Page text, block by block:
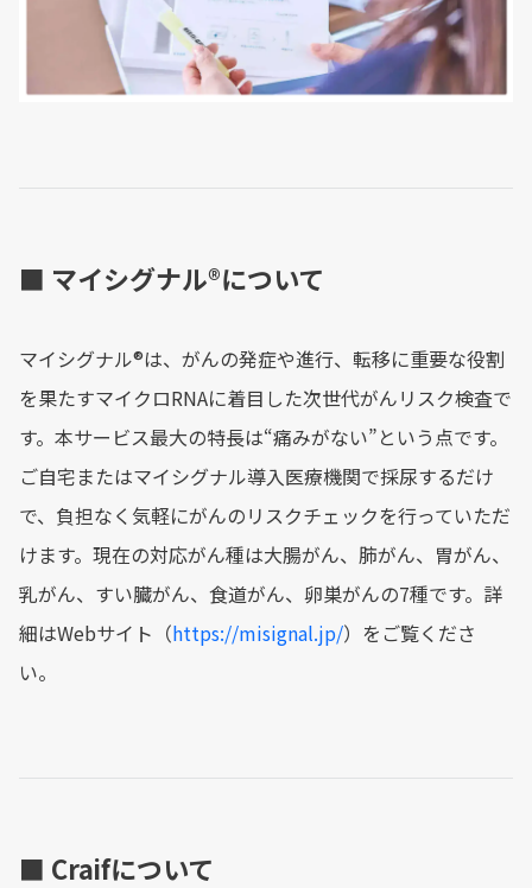
■ マイシグナル®︎について
マイシグナル®︎は、がんの発症や進行、転移に重要な役割
を果たすマイクロRNAに着目した次世代がんリスク検査で
す。本サービス最大の特長は“痛みがない”という点です。
ご自宅またはマイシグナル導入医療機関で採尿するだけ
で、負担なく気軽にがんのリスクチェックを行っていただ
けます。現在の対応がん種は大腸がん、肺がん、胃がん、
乳がん、すい臓がん、食道がん、卵巣がんの7種です。詳
細はWebサイト（https://misignal.jp/）をご覧くださ
い。
■ Craifについて